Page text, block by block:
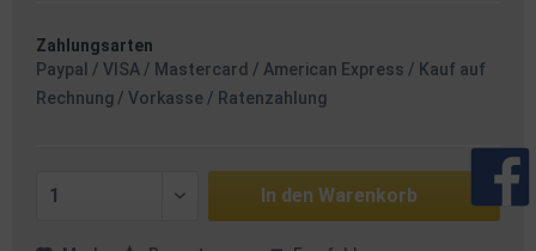
Zahlungsarten
Paypal / VISA / Mastercard / American Express / Kauf auf
Rechnung / Vorkasse / Ratenzahlung
In den Warenkorb